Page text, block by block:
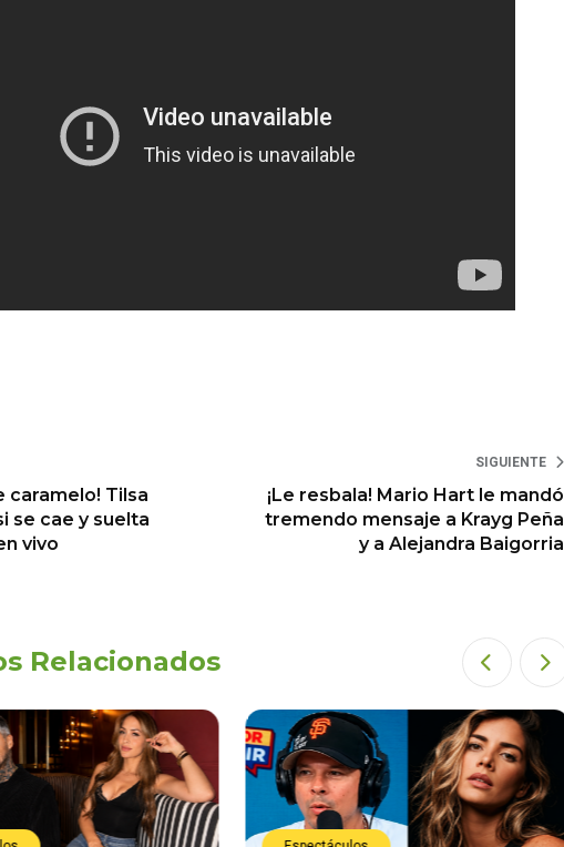
caramelo! Tilsa
se cae y suelta
vivo
SIGUIENTE
¡Le resbala! Mario Hart le mandó
tremendo mensaje a Krayg Peña
y a Alejandra Baigorria
Relacionados